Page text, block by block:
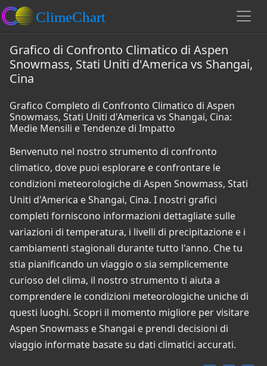
Grafico di Confronto Climatico di Aspen
Snowmass, Stati Uniti d'America vs Shangai,
Cina
Grafico Completo di Confronto Climatico di Aspen
Snowmass, Stati Uniti d'America vs Shangai, Cina:
Medie Mensili e Tendenze di Impatto
Benvenuto nel nostro strumento di confronto
climatico, dove puoi esplorare e confrontare le
condizioni meteorologiche di Aspen Snowmass, Stati
Uniti d'America e Shangai, Cina. I nostri grafici
completi forniscono informazioni dettagliate sulle
variazioni di temperatura, i livelli di precipitazione e i
cambiamenti stagionali durante tutto l'anno. Che tu
stia pianificando un viaggio o sia semplicemente
curioso del clima, il nostro strumento ti aiuta a
comprendere le condizioni meteorologiche uniche di
questi luoghi. Scopri il momento migliore per visitare
Aspen Snowmass e Shangai e prendi decisioni di
viaggio informate basate su dati climatici accurati.